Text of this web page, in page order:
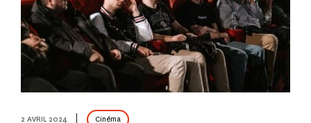
2 AVRIL 2024 Cinéma